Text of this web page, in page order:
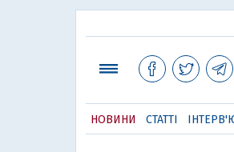
НОВИНИ СТАТТІ